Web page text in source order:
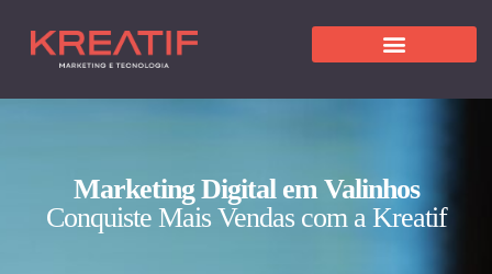
Marketing Digital em Valinhos
Conquiste Mais Vendas com a Kreatif